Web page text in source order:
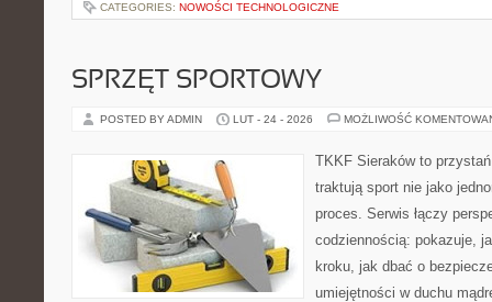
CATEGORIES: NOWOŚCI TECHNOLOGICZNE
SPRZĘT SPORTOWY
POSTED BY ADMIN LUT - 24 - 2026 MOŻLIWOŚĆ
TKKF Sieraków to
traktują sport nie jako
proces. Serwis łączy
codziennością: pokazuje,
kroku, jak dbać o
umiejętności w duchu